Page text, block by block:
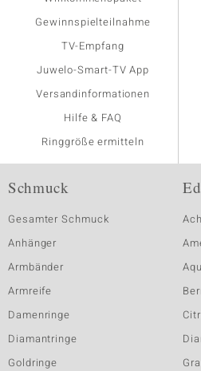
Gewinnspielteilnahme
TV-Empfang
Juwelo-Smart-TV App
Versandinformationen
Hilfe & FAQ
Ringgröße ermitteln
Schmuck
Gesamter Schmuck
Anhänger
Armbänder
Armreife
Damenringe
Diamantringe
Goldringe